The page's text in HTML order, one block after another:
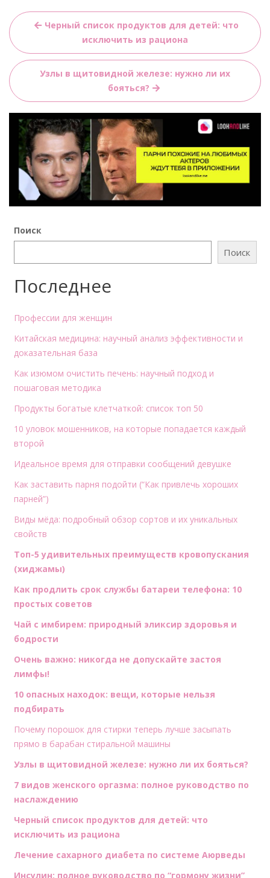
Навигация
по
записям
Черный список продуктов для детей: что
исключить из рациона
Узлы в щитовидной железе: нужно ли их
бояться?
Поиск
Поиск
Последнее
Профессии для женщин
Китайская медицина: научный анализ эффективности и
доказательная база
Как изюмом очистить печень: научный подход и
пошаговая методика
Продукты богатые клетчаткой: список топ 50
10 уловок мошенников, на которые попадается каждый
второй
Идеальное время для отправки сообщений девушке
Как заставить парня подойти (“Как привлечь хороших
парней”)
Виды мёда: подробный обзор сортов и их уникальных
свойств
Топ-5 удивительных преимуществ кровопускания
(хиджамы)
Как продлить срок службы батареи телефона: 10
простых советов
Чай с имбирем: природный эликсир здоровья и
бодрости
Очень важно: никогда не допускайте застоя
лимфы!
10 опасных находок: вещи, которые нельзя
подбирать
Почему порошок для стирки теперь лучше засыпать
прямо в барабан стиральной машины
Узлы в щитовидной железе: нужно ли их бояться?
7 видов женского оргазма: полное руководство по
наслаждению
Черный список продуктов для детей: что
исключить из рациона
Лечение сахарного диабета по системе Аюрведы
Инсулин: полное руководство по “гормону жизни”